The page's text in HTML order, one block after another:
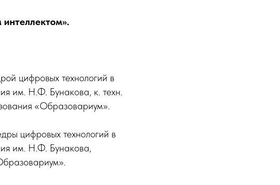
цифровых технологий в
им. Н.Ф. Бунакова, к. техн.
«Образовариум».
цифровых технологий в
им. Н.Ф. Бунакова,